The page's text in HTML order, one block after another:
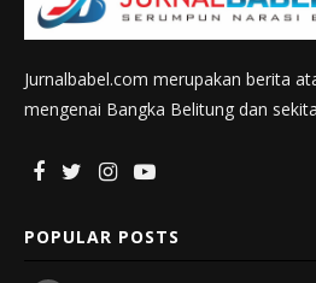
Jurnalbabel.com merupakan berita
mengenai Bangka Belitung dan
POPULAR POSTS